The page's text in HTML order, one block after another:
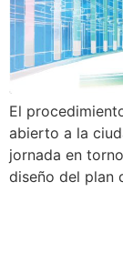
El
abierto a la
jornada en
diseño del plan